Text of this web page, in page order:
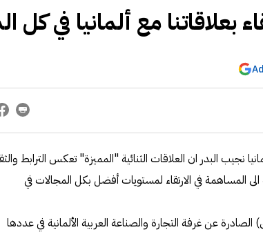
بعلاقاتنا مع ألمانيا في كل
نجيب البدر ان العلاقات الثنائية "المميزة" تعكس الترابط
الى المساهمة في الارتقاء لمستويات أفضل بكل المجالات في
عن غرفة التجارة والصناعة العربية الألمانية في عددها